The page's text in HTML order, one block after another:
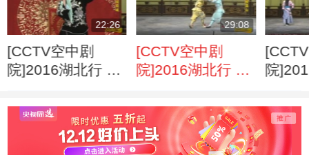
22:26
[CCTV空中剧
院]2016湖北行 京
（二） 京剧《战
宛城》
29:08
[CCTV空中剧
院]2016湖北行 京
（二） 京剧《雁
荡山》
院
（二
遥津》